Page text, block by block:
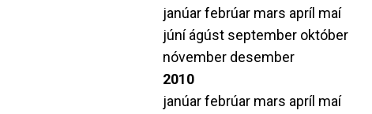
janúarfebrúar mars apríl maí
júníágúst september október
nóvember desember
2010
janúarfebrúar mars apríl maí